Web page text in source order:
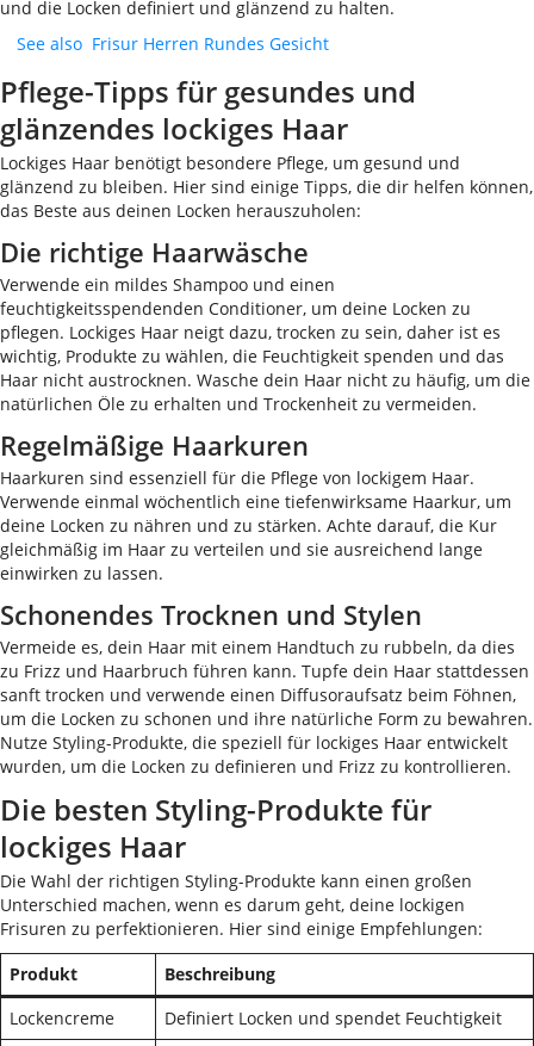
und die Locken definiert und glänzend zu halten.
See also Frisur Herren Rundes Gesicht
Pflege-Tipps für gesundes und
glänzendes lockiges Haar
Lockiges Haar benötigt besondere Pflege, um gesund und
glänzend zu bleiben. Hier sind einige Tipps, die dir helfen können,
das Beste aus deinen Locken herauszuholen:
Die richtige Haarwäsche
Verwende ein mildes Shampoo und einen
feuchtigkeitsspendenden Conditioner, um deine Locken zu
pflegen. Lockiges Haar neigt dazu, trocken zu sein, daher ist es
wichtig, Produkte zu wählen, die Feuchtigkeit spenden und das
Haar nicht austrocknen. Wasche dein Haar nicht zu häufig, um die
natürlichen Öle zu erhalten und Trockenheit zu vermeiden.
Regelmäßige Haarkuren
Haarkuren sind essenziell für die Pflege von lockigem Haar.
Verwende einmal wöchentlich eine tiefenwirksame Haarkur, um
deine Locken zu nähren und zu stärken. Achte darauf, die Kur
gleichmäßig im Haar zu verteilen und sie ausreichend lange
einwirken zu lassen.
Schonendes Trocknen und Stylen
Vermeide es, dein Haar mit einem Handtuch zu rubbeln, da dies
zu Frizz und Haarbruch führen kann. Tupfe dein Haar stattdessen
sanft trocken und verwende einen Diffusoraufsatz beim Föhnen,
um die Locken zu schonen und ihre natürliche Form zu bewahren.
Nutze Styling-Produkte, die speziell für lockiges Haar entwickelt
wurden, um die Locken zu definieren und Frizz zu kontrollieren.
Die besten Styling-Produkte für
lockiges Haar
Die Wahl der richtigen Styling-Produkte kann einen großen
Unterschied machen, wenn es darum geht, deine lockigen
Frisuren zu perfektionieren. Hier sind einige Empfehlungen:
Produkt
Beschreibung
Lockencreme
Definiert Locken und spendet Feuchtigkeit